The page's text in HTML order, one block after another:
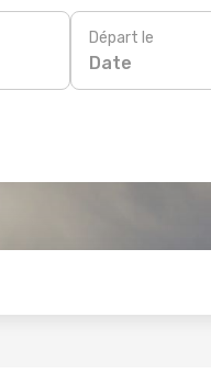
Départ le
Date